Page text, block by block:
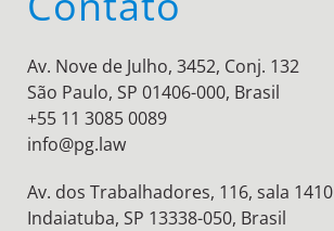
Av. Nove de Julho, 3452, Conj. 132
São Paulo, SP 01406-000, Brasil
+55 11 3085 0089
info@pg.law
Av. dos Trabalhadores, 116, sala 1410
Indaiatuba, SP 13338-050, Brasil